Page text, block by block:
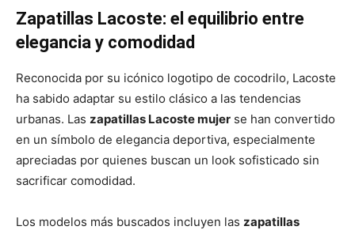
Zapatillas Lacoste: el equilibrio entre
elegancia y comodidad
Reconocida por su icónico logotipo de cocodrilo, Lacoste
ha sabido adaptar su estilo clásico a las tendencias
urbanas. Las zapatillas Lacoste mujer se han convertido
en un símbolo de elegancia deportiva, especialmente
apreciadas por quienes buscan un look sofisticado sin
sacrificar comodidad.
Los modelos más buscados incluyen las zapatillas